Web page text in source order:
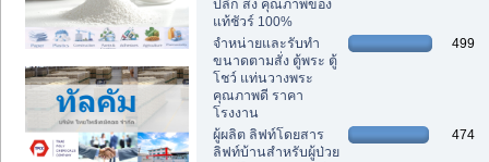
ปลีก ส่ง คุณภาพของ
แท้ชัวร์ 100%
จำหน่ายและรับทำ
ขนาดตามสั่ง ตู้พระ ตู้
โชว์ แท่นวางพระ
คุณภาพดี ราคา
โรงงาน
499
ผู้ผลิต ลิฟท์โดยสาร
ลิฟท์บ้านสำหรับผู้ป่วย
474